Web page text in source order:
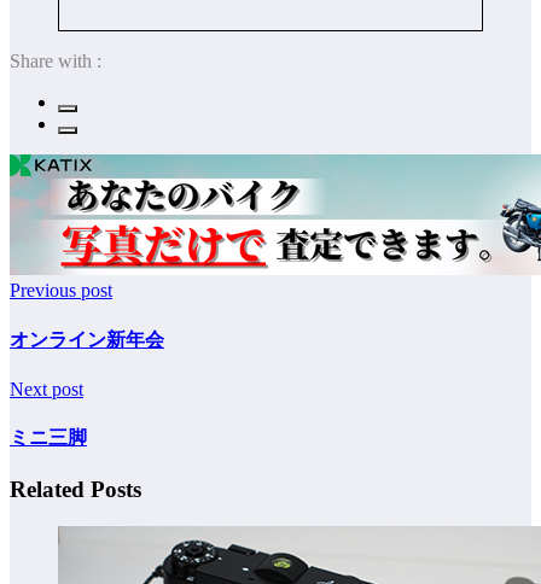
Share with :
Previous post
オンライン新年会
Next post
ミニ三脚
Related Posts